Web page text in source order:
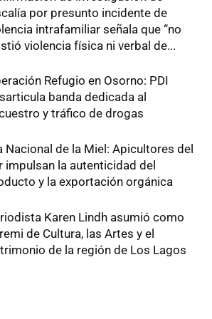
por presunto incidente de
intrafamiliar señala que “no
violencia física ni verbal de...
Refugio en Osorno: PDI
banda dedicada al
y tráfico de drogas
Nacional de la Miel: Apicultores del
impulsan la autenticidad del
y la exportación orgánica
Karen Lindh asumió como
de Cultura, las Artes y el
de la región de Los Lagos